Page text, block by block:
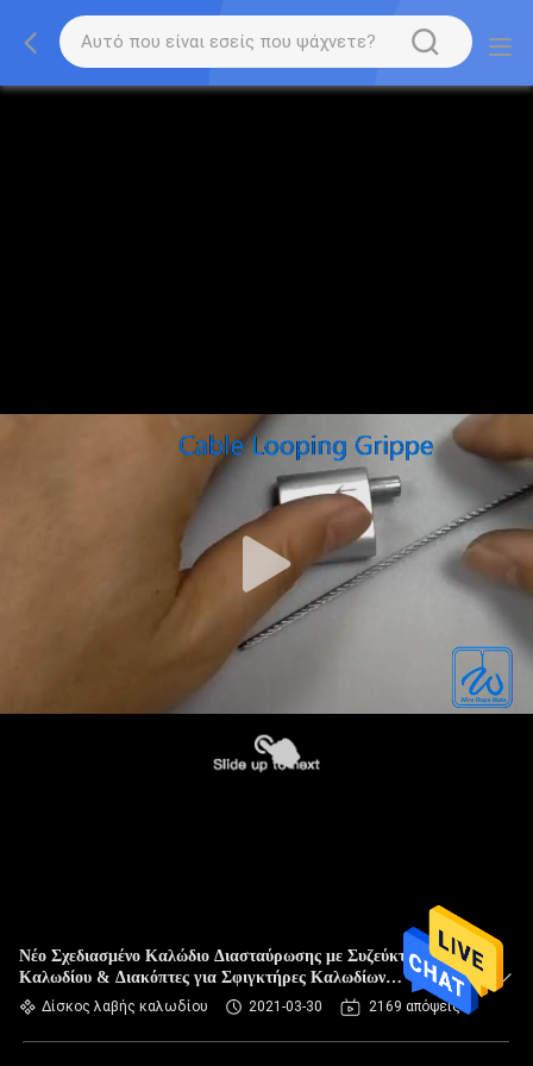
Νέο Σχεδιασμένο Καλώδιο Διασταύρωσης με Συζεύκτη
Καλωδίου & Διακόπτες για Σφιγκτήρες Καλωδίων
Αεροσκαφών
Δίσκος λαβής καλωδίου 2021-03-30 2169 απόψεις